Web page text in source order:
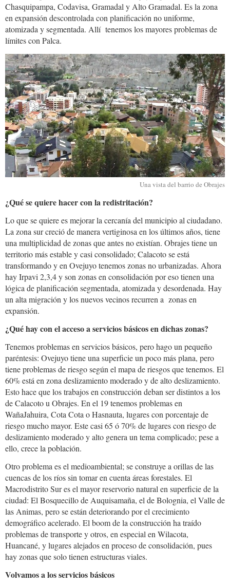
Chasquipampa, Codavisa, Gramadal y Alto Gramadal. Es la zona
en expansión descontrolada con planificación no uniforme,
atomizada y segmentada. Allí tenemos los mayores problemas de
límites con Palca.
obrajes.jpg
Una vista del barrio de Obrajes
¿Qué se quiere hacer con la redistritación?
Lo que se quiere es mejorar la cercanía del municipio al ciudadano.
La zona sur creció de manera vertiginosa en los últimos años, tiene
una multiplicidad de zonas que antes no existían. Obrajes tiene un
territorio más estable y casi consolidado; Calacoto se está
transformando y en Ovejuyo tenemos zonas no urbanizadas. Ahora
hay Irpavi 2,3,4 y son zonas en consolidación por eso tienen una
lógica de planificación segmentada, atomizada y desordenada. Hay
un alta migración y los nuevos vecinos recurren a zonas en
expansión.
¿Qué hay con el acceso a servicios básicos en dichas zonas?
Tenemos problemas en servicios básicos, pero hago un pequeño
paréntesis: Ovejuyo tiene una superficie un poco más plana, pero
tiene problemas de riesgo según el mapa de riesgos que tenemos. El
60% está en zona deslizamiento moderado y de alto deslizamiento.
Esto hace que los trabajos en construcción deban ser distintos a los
de Calacoto u Obrajes. En el 19 tenemos problemas en
WañaJahuira, Cota Cota o Hasnauta, lugares con porcentaje de
riesgo mucho mayor. Este casi 65 ó 70% de lugares con riesgo de
deslizamiento moderado y alto genera un tema complicado; pese a
ello, crece la población.
Otro problema es el medioambiental; se construye a orillas de las
cuencas de los ríos sin tomar en cuenta áreas forestales. El
Macrodistrito Sur es el mayor reservorio natural en superficie de la
ciudad: El Bosquecillo de Auquisamaña, el de Bolognia, el Valle de
las Animas, pero se están deteriorando por el crecimiento
demográfico acelerado. El boom de la construcción ha traído
problemas de transporte y otros, en especial en Wilacota,
Huancané, y lugares alejados en proceso de consolidación, pues
hay zonas que solo tienen estructuras viales.
Volvamos a los servicios básicos